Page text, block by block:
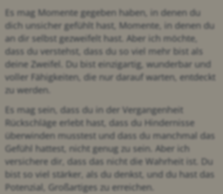
Es mag Momente gegeben haben, in denen du
dich unsicher gefühlt hast, Momente, in denen du
an dir selbst gezweifelt hast. Aber ich möchte,
dass du verstehst, dass du so viel mehr bist als
deine Zweifel. Du bist einzigartig, wunderbar und
voller Fähigkeiten, die nur darauf warten, entdeckt
zu werden.
Es mag sein, dass du in der Vergangenheit
Rückschläge erlebt hast, dass du Hindernisse
überwinden musstest und dass du manchmal das
Gefühl hattest, nicht genug zu sein. Aber ich
versichere dir, dass das nicht die Wahrheit ist. Du
bist so viel stärker, als du denkst, und du hast das
Potenzial, Großartiges zu erreichen.